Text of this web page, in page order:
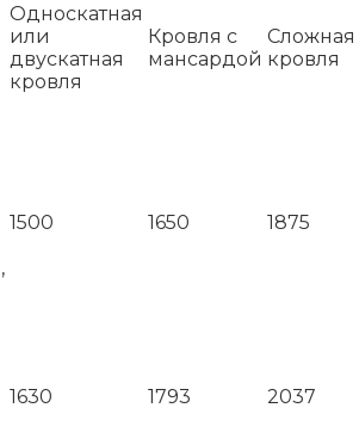
Односкатная
или
двускатная
кровля
Кровля с
мансардой
Сложная
кровля
1500 1650 1875
1630 1793 2037